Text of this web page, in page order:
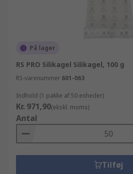
På lager
RS PRO Silikagel Silikagel, 100 g
RS-varenummer 601-063
Indhold (1 pakke af 50 enheder)
Kr. 971,90(ekskl. moms)
Antal
Tilføj